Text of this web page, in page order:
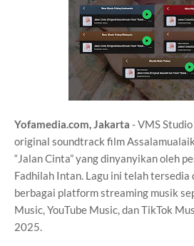
Yofamedia.com, Jakarta - VMS
original soundtrack film
“Jalan Cinta” yang dinyanyikan oleh
Fadhilah Intan. Lagu ini telah
berbagai platform streaming musik
Music, YouTube Music, dan TikTok
2025.